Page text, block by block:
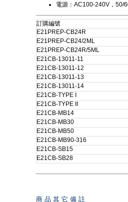
電源：AC100-240V，50/
訂購編號
E21PREP-CB24R
E21PREP-CB24/2ML
E21PREP-CB24R/5ML
E21CB-13011-11
E21CB-13011-12
E21CB-13011-13
E21CB-13011-14
E21CB-TYPE I
E21CB-TYPE II
E21CB-MB14
E21CB-MB30
E21CB-MB50
E21CB-MB90-316
E21CB-SB15
E21CB-SB28
商 品 其 它 備 註